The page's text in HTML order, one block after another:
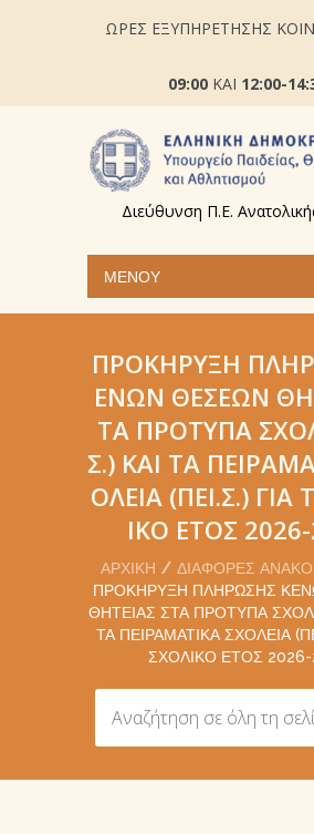
ΩΡΕΣ ΕΞΥΠΗΡΕΤΗΣΗΣ
09:00 ΚΑΙ 12:00-
Διεύθυνση Π.Ε.
ΜΕΝΟΎ
ΠΡΟΚΉΡΥΞΗ
ΕΝΏΝ ΘΈΣΕΩΝ
ΤΑ ΠΡΌΤΥΠΑ
Σ.) ΚΑΙ ΤΑ
ΟΛΕΊΑ (ΠΕΙ.Σ.) ΓΙΑ
ΙΚΌ ΈΤΟΣ
ΑΡΧΙΚΉ
ΔΙΆΦΟΡΕΣ
ΠΡΟΚΉΡΥΞΗ ΠΛΉΡΩΣΗΣ
ΘΗΤΕΊΑΣ ΣΤΑ ΠΡΌΤΥΠΑ
ΤΑ ΠΕΙΡΑΜΑΤΙΚΆ ΣΧΟΛΕΊΑ
ΣΧΟΛΙΚΌ ΈΤΟΣ 2026-